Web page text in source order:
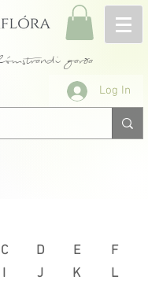
garða
Log In
C D
E
I
J
K
F
L